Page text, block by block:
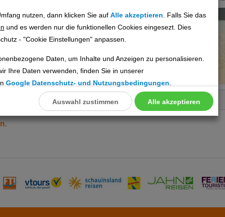
nutzen, dann klicken Sie auf Alle akzeptieren . Falls Sie das
und es werden nur die funktionellen Cookies eingesezt. Dies
- "Cookie Einstellungen" anpassen.
Daten, um Inhalte und Anzeigen zu personalisieren.
Ihre Daten verwenden, finden Sie in unserer
Google Datenschutz- und Nutzungsbedingungen
Alle akzeptieren
Auswahl zustimmen
7 Tage 2 Erwachsene DE